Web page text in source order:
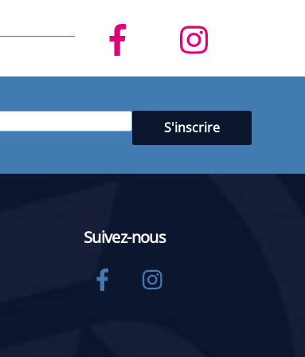
Suivez-nous
Facebook